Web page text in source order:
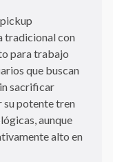
tradicional con
para trabajo
que buscan
sacrificar
su potente tren
aunque
alto en